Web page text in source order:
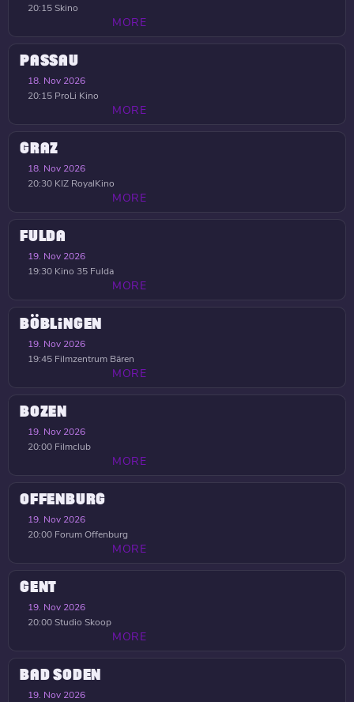
20:15Skino
MORE
PASSAU
18. Nov 2026
20:15 ProLi Kino
MORE
GRAZ
18. Nov 2026
20:30 KIZ RoyalKino
MORE
FULDA
19. Nov 2026
19:30 Kino 35 Fulda
MORE
BÖBLINGEN
19. Nov 2026
19:45 Filmzentrum Bären
MORE
BOZEN
19. Nov 2026
20:00 Filmclub
MORE
OFFENBURG
19. Nov 2026
20:00 Forum Offenburg
MORE
GENT
19. Nov 2026
20:00Studio Skoop
MORE
BAD SODEN
19. Nov 2026